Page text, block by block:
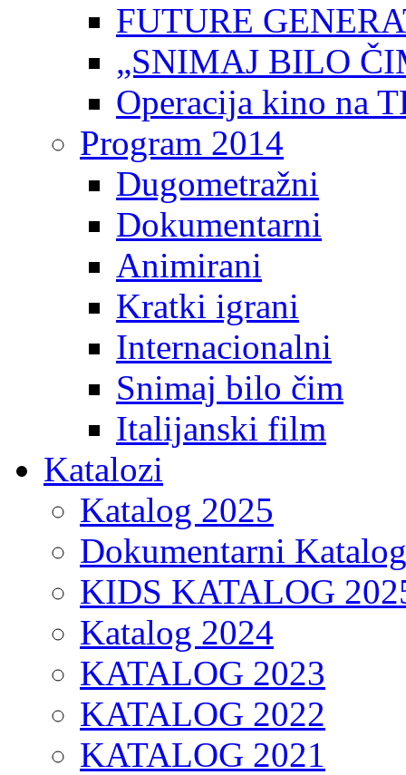
FUTURE
„SNIMAJ BILO
Operacija kino na
Program 2014
Dugometražni
Dokumentarni
Animirani
Kratki igrani
Internacionalni
Snimaj bilo čim
Italijanski film
Katalozi
Katalog 2025
Dokumentarni Katalog
KIDS KATALOG
Katalog 2024
KATALOG 2023
KATALOG 2022
KATALOG 2021